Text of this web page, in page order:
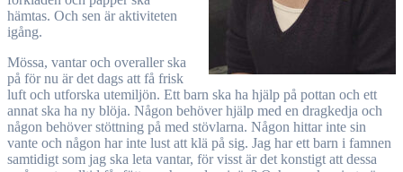
hämtas. Och sen är aktiviteten
igång.
Mössa, vantar och overaller ska
på för nu är det dags att få frisk
luft och utforska utemiljön. Ett barn ska ha hjälp på pottan och ett
annat ska ha ny blöja. Någon behöver hjälp med en dragkedja och
någon behöver stöttning på med stövlarna. Någon hittar inte sin
vante och någon har inte lust att klä på sig. Jag har ett barn i famnen
samtidigt som jag ska leta vantar, för visst är det konstigt att dessa